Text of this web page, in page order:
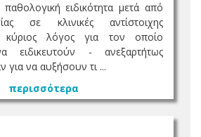
παθολογική ειδικότητα μετά από
σε κλινικές αντίστοιχης
κύριος λόγος για τον οποίο
ειδικευτούν - ανεξαρτήτως
για να αυξήσουν τι ...
περισσότερα